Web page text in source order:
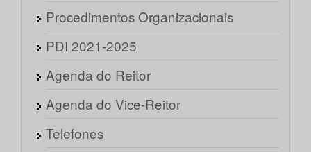
Procedimentos Organizacionais
PDI 2021-2025
Agenda do Reitor
Agenda do Vice-Reitor
Telefones